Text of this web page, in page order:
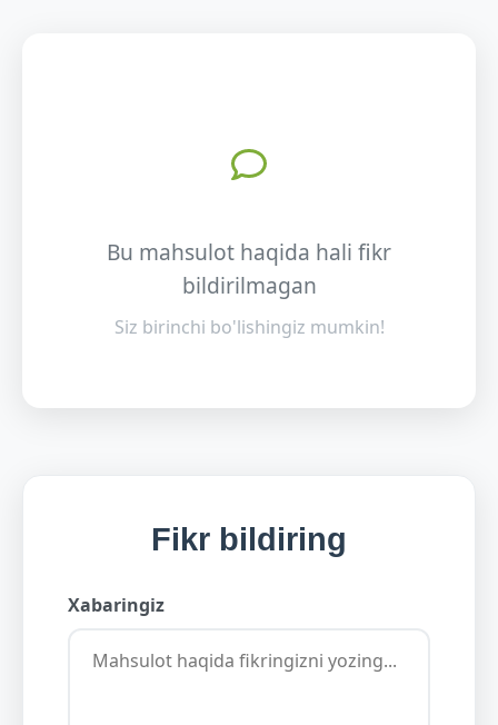
Bu mahsulot haqida hali fikr
bildirilmagan
Siz birinchi bo'lishingiz mumkin!
Fikr bildiring
Xabaringiz